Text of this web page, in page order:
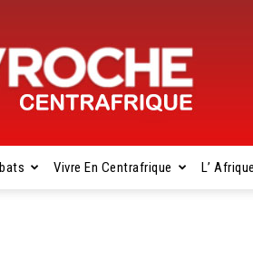
Vivre En Centrafrique L’